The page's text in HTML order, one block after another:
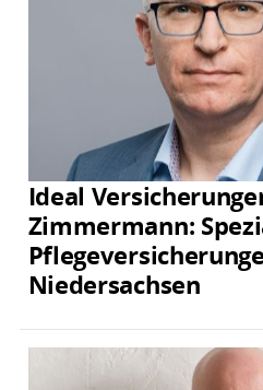
Ideal
Zimmermann:
Niedersachsen